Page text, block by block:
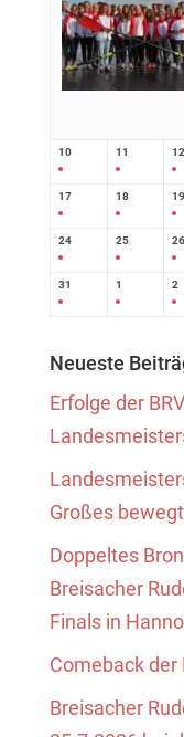
10 11 12
17 18 19
24 25 26
31 1 2
Neueste
Erfolge der
Großes bewegt
Doppeltes
Breisacher
Finals in
Comeback
Breisacher